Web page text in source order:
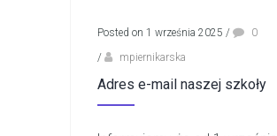
Posted on 1 września 2025 /
0
/
mpiernikarska
Adres e-mail naszej szkoły